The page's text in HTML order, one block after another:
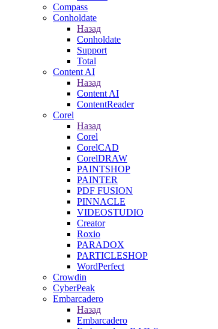
Compass
Conholdate
Назад
Conholdate
Support
Total
Content AI
Назад
Content AI
ContentReader
Corel
Назад
Corel
CorelCAD
CorelDRAW
PAINTSHOP
PAINTER
PDF FUSION
PINNACLE
VIDEOSTUDIO
Creator
Roxio
PARADOX
PARTICLESHOP
WordPerfect
Crowdin
CyberPeak
Embarcadero
Назад
Embarcadero